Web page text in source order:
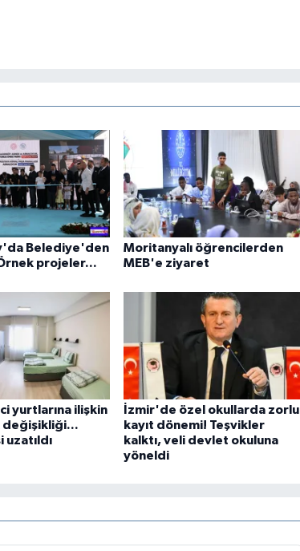
Belediye'den
projeler...
Moritanyalı öğrencilerden
MEB'e ziyaret
yurtlarına ilişkin
değişikliği...
uzatıldı
İzmir'de özel okullarda zorlu
kayıt dönemi! Teşvikler
kalktı, veli devlet okuluna
yöneldi